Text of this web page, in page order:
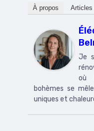
À propos Articles
Je
où
bohèmes se
uniques et